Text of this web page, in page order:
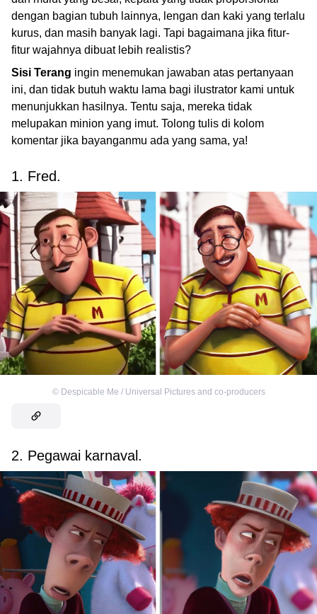
dengan bagian tubuh lainnya, lengan dan kaki yang terlalu
kurus, dan masih banyak lagi. Tapi bagaimana jika fitur-
fitur wajahnya dibuat lebih realistis?
Sisi Terang ingin menemukan jawaban atas pertanyaan
ini, dan tidak butuh waktu lama bagi ilustrator kami untuk
menunjukkan hasilnya. Tentu saja, mereka tidak
melupakan minion yang imut. Tolong tulis di kolom
komentar jika bayanganmu ada yang sama, ya!
1. Fred.
© Despicable Me / Universal Pictures and co-producers
2. Pegawai karnaval.